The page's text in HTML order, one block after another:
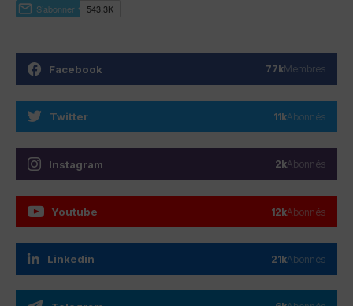
Facebook 77kMembres
Twitter 11kAbonnés
Instagram 2kAbonnés
Youtube 12kAbonnés
Linkedin 21kAbonnés